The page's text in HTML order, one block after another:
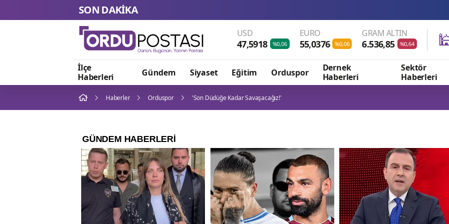
SON DAKİKA
USD
47,5918 %0,06
EURO
55,0376 %0,06
GRAM ALTIN
6.536,85 %0,64
İlçe
Haberleri
Gündem Siyaset Eğitim Orduspor
Dernek
Haberleri
Sektör
Haberleri
Haberler Orduspor 'Son Düdüğe Kadar Savaşacağız!'